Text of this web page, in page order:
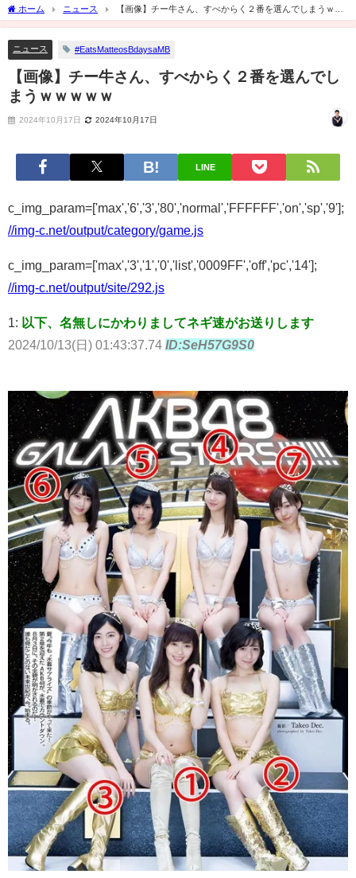
ホーム ニュース
【画像】チー牛さん、すべからく２番を選んでしまうｗｗ
ｗｗｗ
ニュース #EatsMatteosBdaysaMB
【画像】チー牛さん、すべからく２番を選んでし
まうｗｗｗｗｗ
2024年10月17日 2024年10月17日
LINE
c_img_param=['max','6','3','80','normal','FFFFFF','on','sp','9'];
//img-c.net/output/category/game.js
c_img_param=['max','3','1','0','list','0009FF','off','pc','14'];
//img-c.net/output/site/292.js
1: 以下、名無しにかわりましてネギ速がお送りします
2024/10/13(日) 01:43:37.74 ID:SeH57G9S0